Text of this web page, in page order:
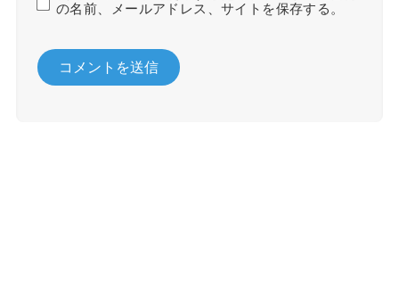
の名前、メールアドレス、サイトを保存する。